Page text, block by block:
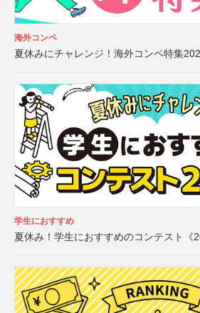
海外コンペ
夏休みにチャレンジ！海外コンペ特集
学生におすすめ
夏休み！学生におすすめのコンテスト《